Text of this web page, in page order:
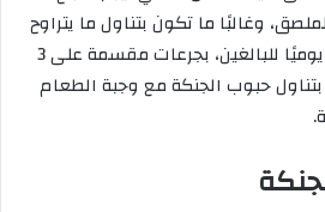
وغالبًا ما تكون بتناول ما يتراوح
من (120 – 240) ملليجرام يوميًا للبالغين، بجرعات مقسمة على 3
حبوب الجنكة مع وجبة الطعام